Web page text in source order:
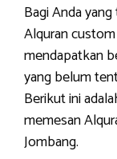
Bagi Anda
Alquran
mendapatkan
yang belum
Berikut ini
memesan
Jombang.